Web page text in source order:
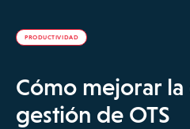
PRODUCTIVIDAD
Cómo mejorar
gestión de OTS